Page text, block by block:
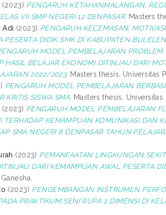
(2023) PENGARUH KETAHANMALANGAN,
VII SMP NEGERI 12 DENPASAR. Masters
Adi (2023) PENGARUH KECEMASAN,
PESERTA DIDIK SMK DI KABUPATEN
MODEL PEMBELAJARAN
HASIL BELAJAR EKONOMI DITINJAU DARI
2022/2023. Masters thesis, Universitas
PENGARUH MODEL PEMBELAJARAN
KRITIS SISWA SMA. Masters thesis, Universitas
(2023) PENGARUH MODEL PEMBELAJARAN
KEMAMPUAN KOMUNIKASI DAN
SMA NEGERI 8 DENPASAR TAHUN
(2023) PEMANFAATAN LINGKUNGAN
DARI KEMAMPUAN AWAL PESERTA
(2023) PENGEMBANGAN INSTRUMEN
PRAKTIKUM SENI RUPA 2 DIMENSI DI